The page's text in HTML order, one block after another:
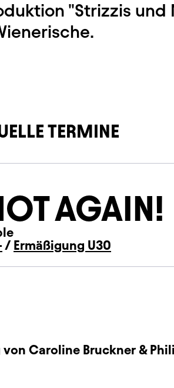
"Strizzis und
TERMINE
AGAIN!
/ Ermäßigung U30
Caroline Bruckner &